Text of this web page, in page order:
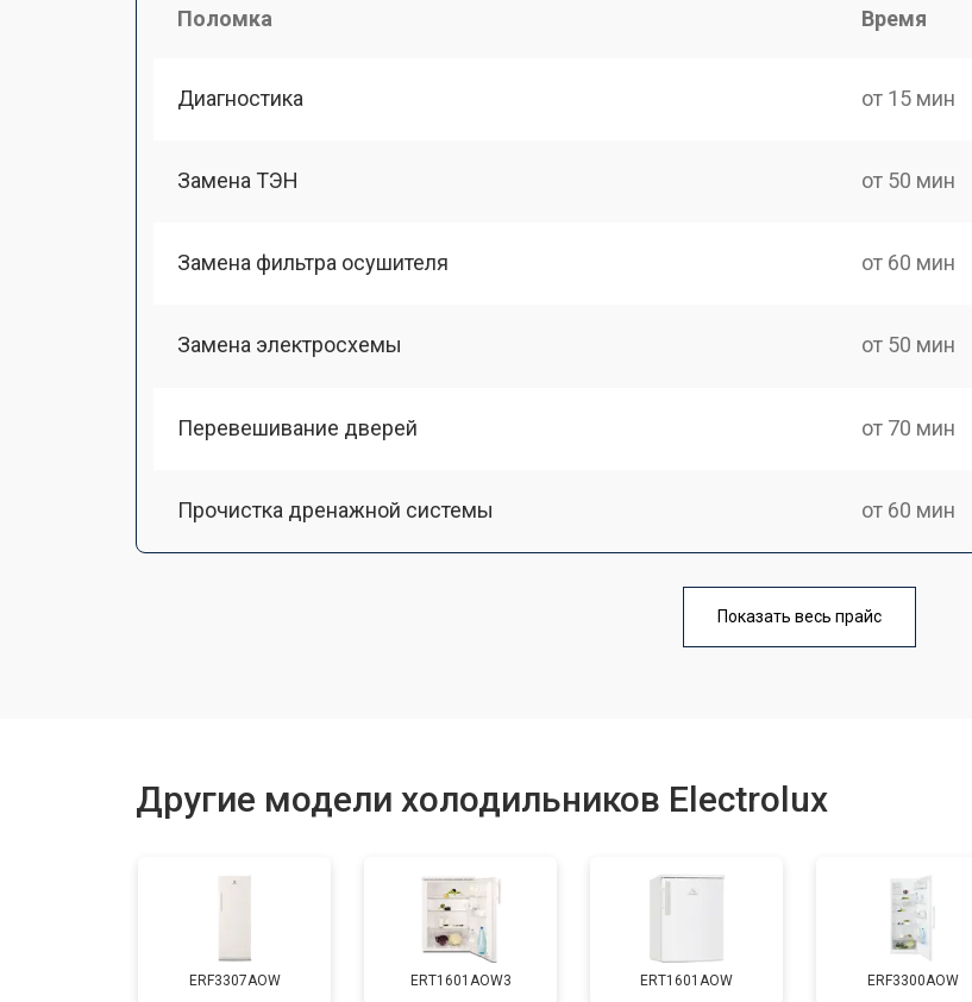
Поломка Время
Диагностика от 15 мин
Замена ТЭН от 50 мин
Замена фильтра осушителя от 60 мин
Замена электросхемы от 50 мин
Перевешивание дверей от 70 мин
Прочистка дренажной системы от 60 мин
от 60 мин
от 70 мин
Показать весь прайс
Другие модели холодильников Electrolux
ERF3307AOW ERT1601AOW3 ERT1601AOW ERF3300AOW